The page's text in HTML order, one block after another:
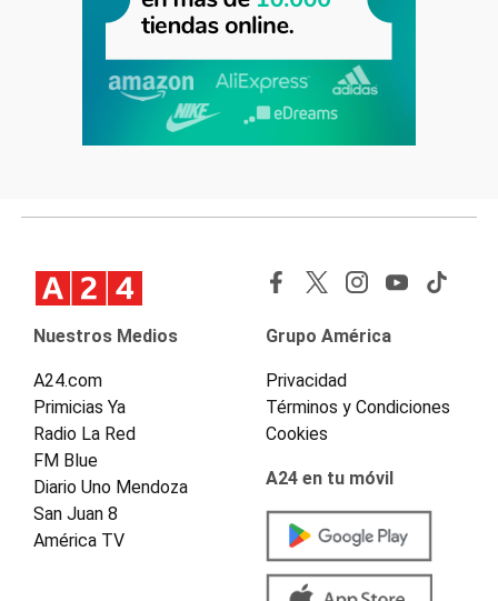
Nuestros Medios
A24.com
Primicias Ya
Radio La Red
FM Blue
Diario Uno Mendoza
San Juan 8
América TV
Grupo América
Privacidad
Términos y Condiciones
Cookies
A24 en tu móvil